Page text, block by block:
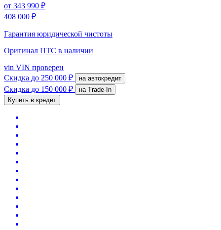
от 343 990 ₽
408 000 ₽
Гарантия юридической чистоты
Оригинал ПТС в наличии
vin VIN проверен
Скидка до 250 000 ₽ на автокредит
Скидка до 150 000 ₽
на Trade-In
Купить в кредит